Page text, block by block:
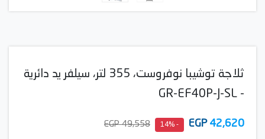
ثلاجة توشيبا نوفروست، 355 لتر، سيلفر يد دائرية
- GR-EF40P-J-SL
42,620
EGP
- 14%
49,558 EGP